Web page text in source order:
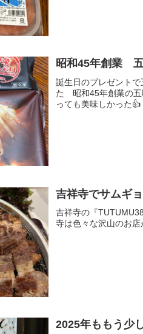
昭和45年創業
誕生日のプレゼント
た 昭和45年創業の五
っても美味しかった👍
吉祥寺でサムギ
吉祥寺の『
寺は色々な沢山のお
2025年ももう少